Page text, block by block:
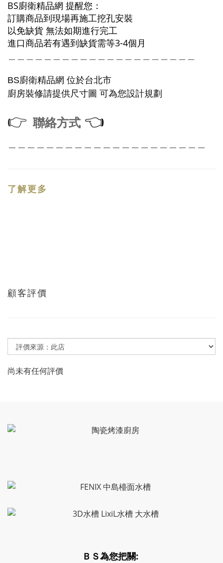
BS廚衛精品網 提醒您：
訂購商品到現場再施工挖孔安裝
以免缺貨 無法如期進行完工
進口商品若有遇到缺貨需等3-4個月
BS廚衛精品網 位於台北市
廚房裝修請提供尺寸圖 可為您設計規劃
👉 聯絡方式 👈
了解更多
顧客評價
尚未有任何評價
ＢＳ為您把關: